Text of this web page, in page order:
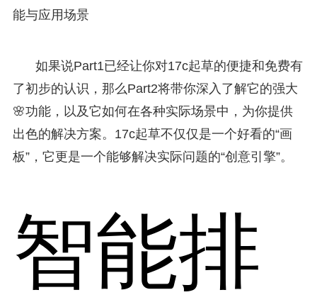
能与应用场景
如果说Part1已经让你对17c起草的便捷和免费有
了初步的认识，那么Part2将带你深入了解它的强大
🌸功能，以及它如何在各种实际场景中，为你提供
出色的解决方案。17c起草不仅仅是一个好看的“画
板”，它更是一个能够解决实际问题的“创意引擎”。
智能排